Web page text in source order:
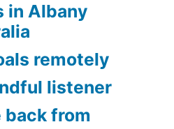
in Albany
remotely
listener
back from